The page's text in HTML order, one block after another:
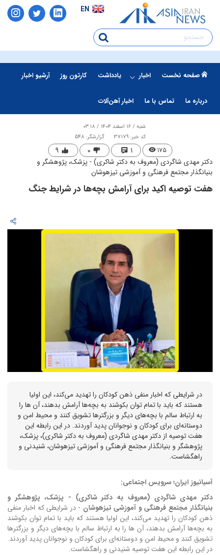
EN
صفحه نخست اخبار یادداشت کارتون روز آرشیو اخبار
درباره ما تماس با ما اخبار آهن‌آلات
شنبه / ۱۶ اسفند ۱۴۰۴ / ۰۳:۱۸
کد خبر: 37179
گزارشگر: 548
۱۷۵ ۱ ۰ ۹
دکتر مهدی شاگردی (معروف به دکتر شاکری) - پزشک، پژوهشگر و
بنیانگذار مجتمع فرهنگی و آموزشی تیزهوشان
هفت توصیه اکید برای آرامش بچه‌ها در شرایط جنگ
در شرایطی که اخبار منفی ذهن کودکان را تهدید می‌کند، این اولیا
هستند که باید با تمام توان بکوشند به بچه‌ها آرامش بدهند، آن ها را
به ارتباط سالم‌ با بچه‌های دیگر و بزرگترها تشویق کنند و محیط امن و
دوستانه‌ای برای کودکان و نوجوانان پدید آوردند. در این رابطه این
هفت توصیه از دکتر مهدی شاگردی (معروف به دکتر شاکری)، پزشک،
پژوهشگر و بنیانگذار مجتمع فرهنگی و آموزشی تیزهوشان، شنیدنی و
راهگشاست.
آسیانیوز ایران؛ سرویس اجتماعی:
دکتر مهدی شاگردی (معروف به دکتر شاکری) - پزشک، پژوهشگر و
بنیانگذار مجتمع فرهنگی و آموزشی تیزهوشان - در شرایطی که اخبار منفی
ذهن کودکان را تهدید می‌کند، این اولیا هستند که باید با تمام توان بکوشند
به بچه‌ها آرامش بدهند، آن ها را به ارتباط سالم‌ با بچه‌های دیگر و بزرگترها
تشویق کنند و محیط امن و دوستانه‌ای برای کودکان و نوجوانان پدید آوردند.
در این رابطه این هفت توصیه شنیدنی و راهگشاست.